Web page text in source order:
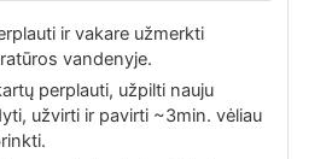
ir vakare užmerkti
vandenyje.
perplauti, užpilti nauju
užvirti ir pavirti ~3min. vėliau